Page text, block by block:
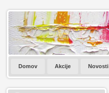
Domov Akcije Novosti